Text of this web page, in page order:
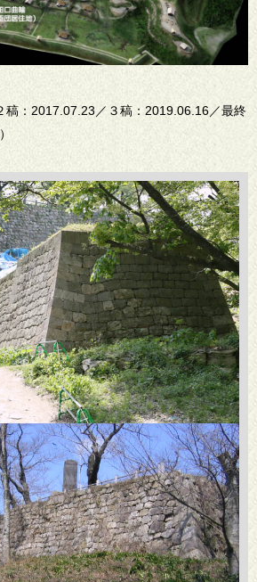
稿：2017.07.23／３稿：2019.06.16／最終